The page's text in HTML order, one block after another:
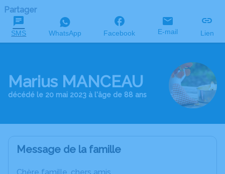
Partager
SMS WhatsApp Facebook E-mail Lien
Marius MANCEAU
décédé le 20 mai 2023 à l'âge de 88 ans
Message de la famille